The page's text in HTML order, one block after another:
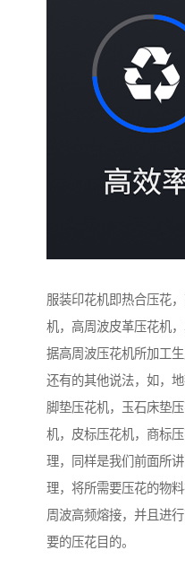
服装印花机即热合压花
机，高周波皮革压花机
据高周波压花机所加工
还有的其他说法，如，
脚垫压花机，玉石床垫
机，皮标压花机，商标
理，同样是我们前面所
理，将所需要压花的物
周波高频熔接，并且进
要的压花目的。